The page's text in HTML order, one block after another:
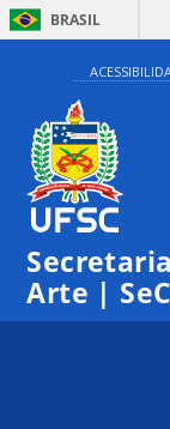
BRASIL
Arte |
0:00
1:00